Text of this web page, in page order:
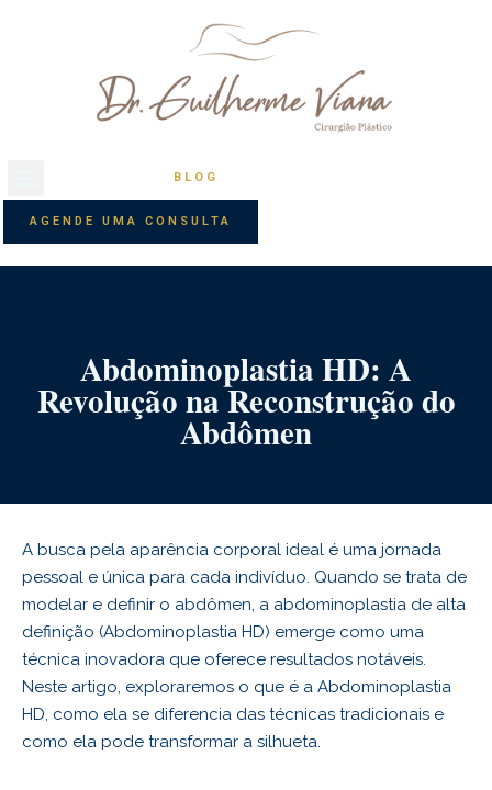
BLOG
AGENDE UMA CONSULTA
Abdominoplastia HD: A
Revolução na Reconstrução do
Abdômen
A busca pela aparência corporal ideal é uma jornada
pessoal e única para cada indivíduo. Quando se trata de
modelar e definir o abdômen, a abdominoplastia de alta
definição (Abdominoplastia HD) emerge como uma
técnica inovadora que oferece resultados notáveis.
Neste artigo, exploraremos o que é a Abdominoplastia
HD, como ela se diferencia das técnicas tradicionais e
como ela pode transformar a silhueta.